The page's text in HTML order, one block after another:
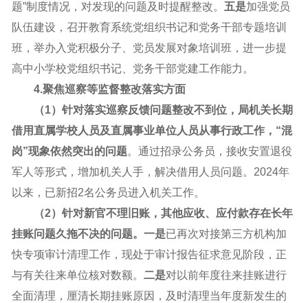
题”制度情况，对发现的问题及时提醒整改。 五是加强党员
队伍建设，召开教育系统党组织书记和党务干部专题培训
班，举办入党积极分子、党员发展对象培训班，进一步提
高中小学校党组织书记、党务干部党建工作能力。
4.聚焦巡察等监督整改落实方面
（1）针对落实巡察反馈问题整改不到位，局机关长期
借用直属学校人员及直属事业单位人员从事行政工作，“混
岗”现象依然突出的问题。通过招录公务员，接收安置退役
军人等形式，增加机关人手，解决借用人员问题。2024年
以来，已新招2名公务员进入机关工作。
（2）针对新官不理旧账，其他应收、应付款存在长年
挂账问题久拖不决的问题。 一是已再次对接第三方机构加
快专项审计清理工作，现处于审计报告征求意见阶段，正
与有关往来单位核对数额。 二是对以前年度往来挂账进行
全面清理，厘清长期挂账原因，及时清理当年度新发生的